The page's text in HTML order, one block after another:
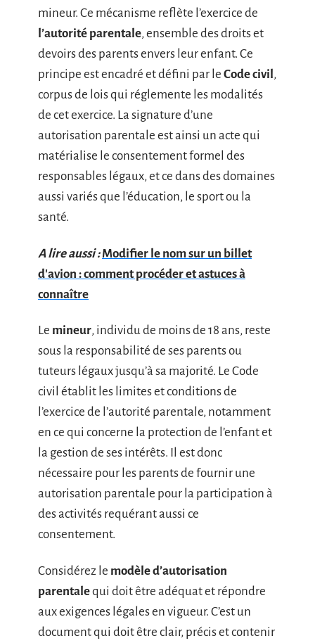
mineur. Ce mécanisme reflète l’exercice de
l’autorité parentale, ensemble des droits et
devoirs des parents envers leur enfant. Ce
principe est encadré et défini par le Code civil,
corpus de lois qui réglemente les modalités
de cet exercice. La signature d’une
autorisation parentale est ainsi un acte qui
matérialise le consentement formel des
responsables légaux, et ce dans des domaines
aussi variés que l’éducation, le sport ou la
santé.
A lire aussi : Modifier le nom sur un billet
d'avion : comment procéder et astuces à
connaître
Le mineur, individu de moins de 18 ans, reste
sous la responsabilité de ses parents ou
tuteurs légaux jusqu’à sa majorité. Le Code
civil établit les limites et conditions de
l’exercice de l’autorité parentale, notamment
en ce qui concerne la protection de l’enfant et
la gestion de ses intérêts. Il est donc
nécessaire pour les parents de fournir une
autorisation parentale pour la participation à
des activités requérant aussi ce
consentement.
Considérez le modèle d’autorisation
parentalequi doit être adéquat et répondre
aux exigences légales en vigueur. C’est un
document qui doit être clair, précis et contenir